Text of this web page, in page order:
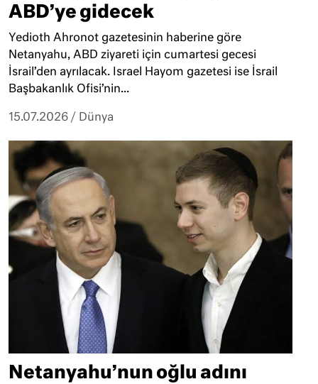
ABD’ye gidecek
Yedioth Ahronot gazetesinin haberine göre
Netanyahu, ABD ziyareti için cumartesi gecesi
İsrail’den ayrılacak. Israel Hayom gazetesi ise İsrail
Başbakanlık Ofisi’nin...
15.07.2026 / Dünya
Netanyahu’nun oğlu adını